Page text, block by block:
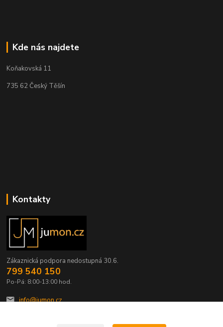
Kde nás najdete
Koňakovská 11
735 62 Český Těšín
Kontakty
Zákaznická podpora nedostupná 30.6.
799 540 150
Po-Pá: 8:00-13:00 hod.
info@jumon.cz